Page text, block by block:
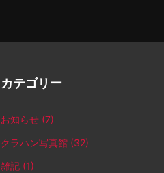
カテゴリー
お知らせ (7)
クラハン写真館 (32)
雑記 (1)